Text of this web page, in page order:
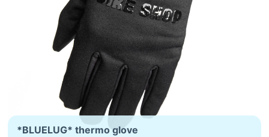
*BLUELUG* thermo glove
アゼ
オンラインストア
ウエンツ ヤム
縫製チーム
MAX アンちゃん